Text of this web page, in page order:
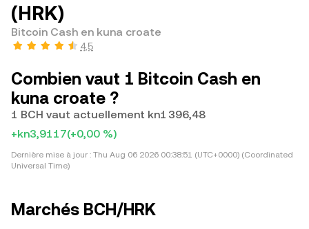
(HRK)
Bitcoin Cash en kuna croate
4,5
Combien vaut 1 Bitcoin Cash en
kuna croate ?
1 BCH vaut actuellement kn1 396,48
+kn3,9117(+0,00 %)
Dernière mise à jour : Thu Aug 06 2026 00:38:51 (UTC+0000) (Coordinated
Universal Time)
Marchés BCH/HRK